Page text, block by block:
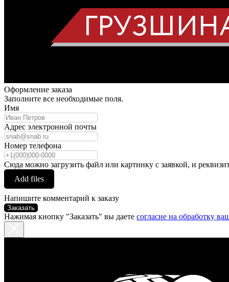
Оформление заказа
Заполните все необходимые поля.
Имя
Адрес электронной почты
Номер телефона
Сюда можно загрузить файл или картинку с заявкой, и
Add files
Напишите комментарий к заказу
Заказать
Нажимая кнопку "Заказать" вы даете согласие на обработку